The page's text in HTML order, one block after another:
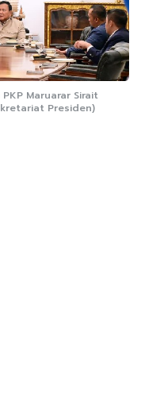
Maruarar Sirait
Presiden)